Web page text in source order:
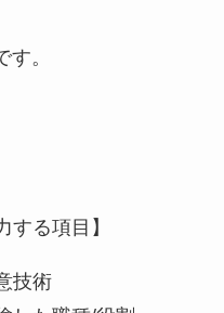
。
する項目】
技術